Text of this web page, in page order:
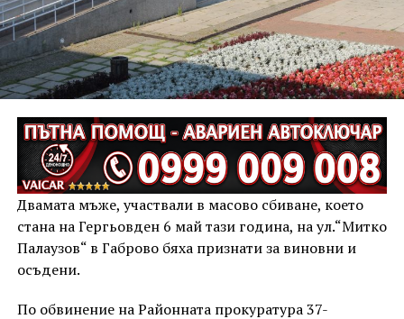
Двамата мъже, участвали в масово сбиване, което
стана на Гергьовден 6 май тази година, на ул.“Митко
Палаузов“ в Габрово бяха признати за виновни и
осъдени.
По обвинение на Районната прокуратура 37-